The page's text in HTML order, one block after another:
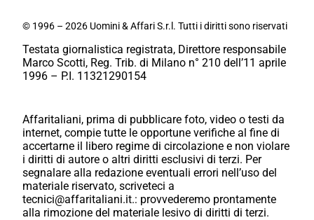
© 1996 – 2026 Uomini & Affari S.r.l. Tutti i diritti sono riservati
Testata giornalistica registrata, Direttore responsabile
Marco Scotti, Reg. Trib. di Milano n° 210 dell’11 aprile
1996 – P.I. 11321290154
Affaritaliani, prima di pubblicare foto, video o testi da
internet, compie tutte le opportune verifiche al fine di
accertarne il libero regime di circolazione e non violare
i diritti di autore o altri diritti esclusivi di terzi. Per
segnalare alla redazione eventuali errori nell’uso del
materiale riservato, scriveteci a
tecnici@affaritaliani.it.: provvederemo prontamente
alla rimozione del materiale lesivo di diritti di terzi.